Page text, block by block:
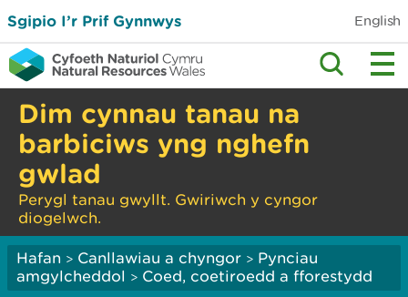
Sgipio I’r Prif Gynnwys English
Dim cynnau tanau na
barbiciws yng nghefn
gwlad
Perygl tanau gwyllt. Gwiriwch y cyngor
diogelwch.
Hafan > Canllawiau a chyngor > Pynciau
amgylcheddol > Coed, coetiroedd a fforestydd